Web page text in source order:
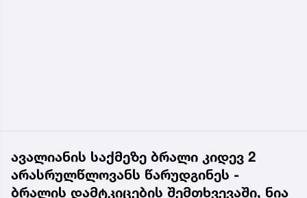
ავალიანის საქმეზე ბრალი კიდევ 2
არასრულწლოვანს წარუდგინეს -
ბრალის დამტკიცების შემთხვევაში, ნია